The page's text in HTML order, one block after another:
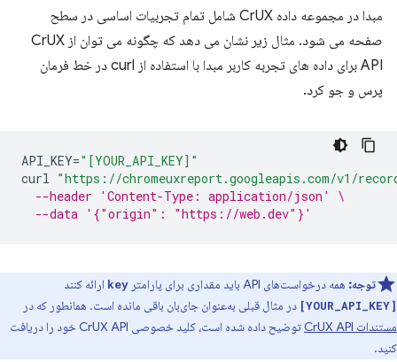
مبدا در مجموعه داده CrUX شامل تمام تجربیات اساسی در سطح
صفحه می شود. مثال زیر نشان می دهد که چگونه می توان از CrUX
API برای داده های تجربه کاربر مبدا با استفاده از curl در خط فرمان
پرس و جو کرد.
API_KEY="[YOUR_API_KEY]"
curl "https://chromeuxreport.googleapis.com/v1/
--header 'Content-Type: application/json' \
--data '{"origin": "https://web.dev"}'
توجه: همه درخواست‌های API باید مقداری برای پارامتر key ارائه کنند
[YOUR_API_KEY]
در مثال قبلی به‌عنوان جای‌بان باقی مانده است. همانطور که در
مستندات CrUX API
توضیح داده شده است، کلید خصوصی CrUX API خود را دریافت
کنید.